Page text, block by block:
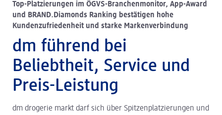
dm Markt
dm friseurstudio
dm kosmetikstudio
Verantwortung
Lehre bei dm
Arbeiten bei dm
Top-Platzierungen im ÖGVS-Branchenmonitor, App-Award
und BRAND.Diamonds Ranking bestätigen hohe
Kundenzufriedenheit und starke Markenverbindung
dm führend bei
Beliebtheit, Service und
Preis-Leistung
dm drogerie markt darf sich über Spitzenplatzierungen und